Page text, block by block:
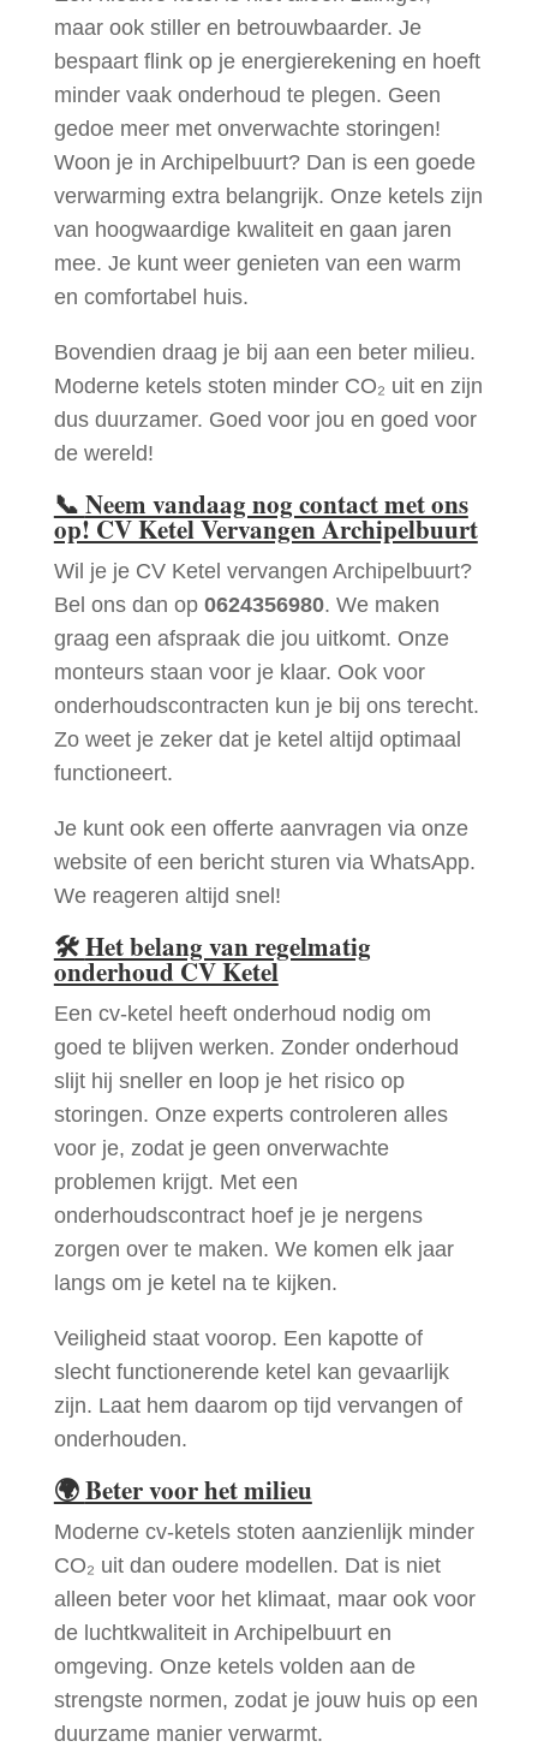
maar ook stiller en betrouwbaarder. Je
bespaart flink op je energierekening en hoeft
minder vaak onderhoud te plegen. Geen
gedoe meer met onverwachte storingen!
Woon je in Archipelbuurt? Dan is een goede
verwarming extra belangrijk. Onze ketels zijn
van hoogwaardige kwaliteit en gaan jaren
mee. Je kunt weer genieten van een warm
en comfortabel huis.
Bovendien draag je bij aan een beter milieu.
Moderne ketels stoten minder CO₂ uit en zijn
dus duurzamer. Goed voor jou en goed voor
de wereld!
📞 Neem vandaag nog contact met ons
op! CV Ketel Vervangen Archipelbuurt
Wil je je CV Ketel vervangen Archipelbuurt?
Bel ons dan op 0624356980. We maken
graag een afspraak die jou uitkomt. Onze
monteurs staan voor je klaar. Ook voor
onderhoudscontracten kun je bij ons terecht.
Zo weet je zeker dat je ketel altijd optimaal
functioneert.
Je kunt ook een offerte aanvragen via onze
website of een bericht sturen via WhatsApp.
We reageren altijd snel!
🛠Het belang van regelmatig
onderhoud CV Ketel
Een cv-ketel heeft onderhoud nodig om
goed te blijven werken. Zonder onderhoud
slijt hij sneller en loop je het risico op
storingen. Onze experts controleren alles
voor je, zodat je geen onverwachte
problemen krijgt. Met een
onderhoudscontract hoef je je nergens
zorgen over te maken. We komen elk jaar
langs om je ketel na te kijken.
Veiligheid staat voorop. Een kapotte of
slecht functionerende ketel kan gevaarlijk
zijn. Laat hem daarom op tijd vervangen of
onderhouden.
🌍Beter voor het milieu
Moderne cv-ketels stoten aanzienlijk minder
CO₂ uit dan oudere modellen. Dat is niet
alleen beter voor het klimaat, maar ook voor
de luchtkwaliteit in Archipelbuurt en
omgeving. Onze ketels volden aan de
strengste normen, zodat je jouw huis op een
duurzame manier verwarmt.